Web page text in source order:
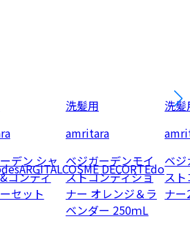
デン シャ
コンディ
セット
洗髪用
amritara
ベジガーデンモイ
ストコンディショ
ナー オレンジ＆ラ
ベンダー 250ｍL
洗髪
ベ
ス
ナ
ARGITALCOSME DECORTEdo